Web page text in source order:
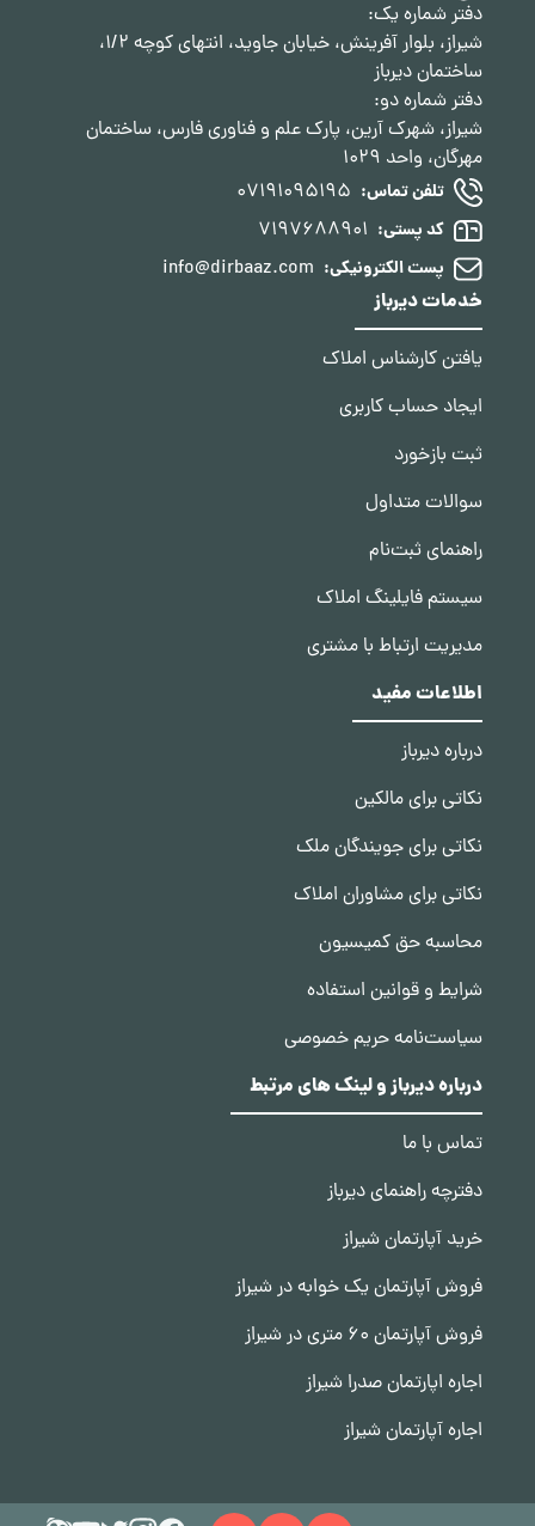
دفتر شماره یک:
شیراز، بلوار آفرینش، خیابان جاوید، انتهای کوچه 1/2،
ساختمان دیرباز
دفتر شماره دو:
شیراز، شهرک آرین، پارک علم و فناوری فارس، ساختمان
مهرگان، واحد 1029
تلفن تماس: 07191095195
کد پستی: 7197688901
پست الکترونیکی: info@dirbaaz.com
خدمات دیرباز
یافتن کارشناس املاک
ایجاد حساب کاربری
ثبت بازخورد
سوالات متداول
راهنمای ثبت‌نام
سیستم فایلینگ املاک
مدیریت ارتباط با مشتری
اطلاعات مفید
درباره دیرباز
نکاتی برای مالکین
نکاتی برای جویندگان ملک
نکاتی برای مشاوران املاک
محاسبه حق کمیسیون
شرایط و قوانین استفاده
سیاست‌نامه حریم خصوصی
درباره دیرباز و لینک های مرتبط
تماس با ما
دفترچه راهنمای دیرباز
خرید آپارتمان شیراز
فروش آپارتمان یک خوابه در شیراز
فروش آپارتمان 60 متری در شیراز
اجاره اپارتمان صدرا شیراز
اجاره آپارتمان شیراز